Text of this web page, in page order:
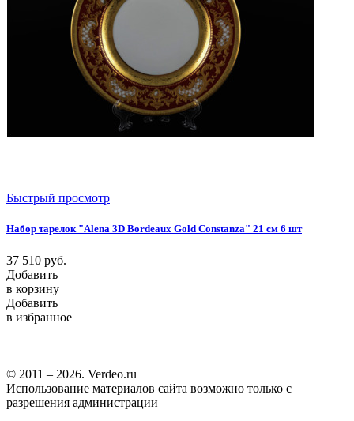
Быстрый просмотр
Набор тарелок "Alena 3D Bordeaux Gold Constanza" 21 см 6 шт
37 510 руб.
Добавить
в корзину
Добавить
в избранное
© 2011 – 2026. Verdeo.ru
Использование материалов сайта возможно только с
разрешения администрации